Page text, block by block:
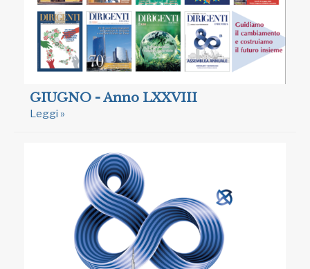
GIUGNO - Anno LXXVIII
Leggi »